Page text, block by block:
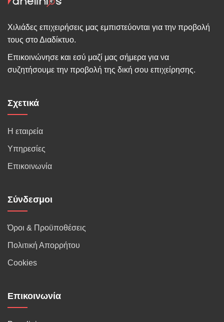
Χιλιάδες επιχειρήσεις μας εμπιστεύονται για την προβολή
τους στο Διαδίκτυο.
Επικοινώνησε και εσύ μαζί μας σήμερα για να
συζητήσουμε την προβολή της δική σου επιχείρησης.
Σχετικά
Η εταιρεία
Υπηρεσίες
Επικοινωνία
Σύνδεσμοι
Όροι & Προϋποθέσεις
Πολιτική Απορρήτου
Cookies
Επικοινωνία